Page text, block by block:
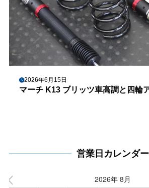
2026年6月15日
マーチ K13 ブリッツ車高調と四輪
営業日カレンダー
2026年 8月